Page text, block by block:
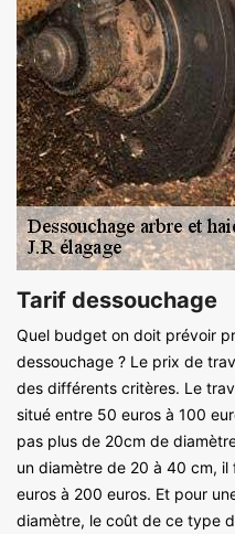
Tarif dessouchage
Quel budget on doit prévoir
dessouchage ? Le prix de
des différents critères. Le
situé entre 50 euros à 100
pas plus de 20cm de
un diamètre de 20 à 40 cm,
euros à 200 euros. Et pour
diamètre, le coût de ce type